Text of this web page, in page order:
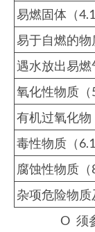
易燃固体（4.1
易于自燃的物
遇水放出易燃
氧化性物质（
有机过氧化物
毒性物质（6.1
腐蚀性物质（8
杂项危险物质
O 须